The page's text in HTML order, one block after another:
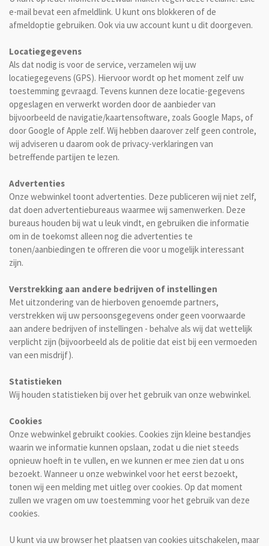
e-mail bevat een afmeldlink. U kunt ons blokkeren of de
afmeldoptie gebruiken. Ook via uw account kunt u dit doorgeven.
Locatiegegevens
Als dat nodig is voor de service, verzamelen wij uw
locatiegegevens (GPS). Hiervoor wordt op het moment zelf uw
toestemming gevraagd. Tevens kunnen deze locatie-gegevens
opgeslagen en verwerkt worden door de aanbieder van
bijvoorbeeld de navigatie/kaartensoftware, zoals Google Maps, of
door Google of Apple zelf. Wij hebben daarover zelf geen controle,
wij adviseren u daarom ook de privacy-verklaringen van
betreffende partijen te lezen.
Advertenties
Onze webwinkel toont advertenties. Deze publiceren wij niet zelf,
dat doen advertentiebureaus waarmee wij samenwerken. Deze
bureaus houden bij wat u leuk vindt, en gebruiken die informatie
om in de toekomst alleen nog die advertenties te
tonen/aanbiedingen te offreren die voor u mogelijk interessant
zijn.
Verstrekking aan andere bedrijven of instellingen
Met uitzondering van de hierboven genoemde partners,
verstrekken wij uw persoonsgegevens onder geen voorwaarde
aan andere bedrijven of instellingen - behalve als wij dat wettelijk
verplicht zijn (bijvoorbeeld als de politie dat eist bij een vermoeden
van een misdrijf).
Statistieken
Wij houden statistieken bij over het gebruik van onze webwinkel.
Cookies
Onze webwinkel gebruikt cookies. Cookies zijn kleine bestandjes
waarin we informatie kunnen opslaan, zodat u die niet steeds
opnieuw hoeft in te vullen, en we kunnen er mee zien dat u ons
bezoekt. Wanneer u onze webwinkel voor het eerst bezoekt,
tonen wij een melding met uitleg over cookies. Op dat moment
zullen we vragen om uw toestemming voor het gebruik van deze
cookies.
U kunt via uw browser het plaatsen van cookies uitschakelen, maar